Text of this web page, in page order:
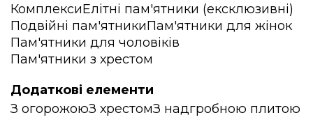
КомплексиЕлітні пам'ятники (ексклюзивні)
Подвійні пам'ятникиПам'ятники для жінок
Пам'ятники для чоловіків
Пам'ятники з хрестом
Додаткові елементи
З огорожоюЗ хрестомЗ надгробною плитою